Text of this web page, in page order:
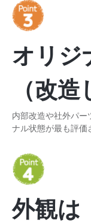
オリジ
（改造
内部改造や社外パ
ナル状態が最も評価
外観は